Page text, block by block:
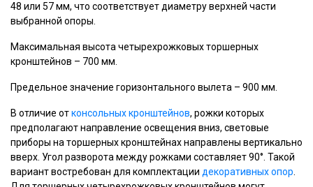
48 или 57 мм, что соответствует диаметру верхней части
выбранной опоры.
Максимальная высота четырехрожковых торшерных
кронштейнов – 700 мм.
Предельное значение горизонтального вылета – 900 мм.
В отличие отконсольных кронштейнов, рожки которых
предполагают направление освещения вниз, световые
приборы на торшерных кронштейнах направлены вертикально
вверх. Угол разворота между рожками составляет 90°. Такой
вариант востребован для комплектации декоративных опор